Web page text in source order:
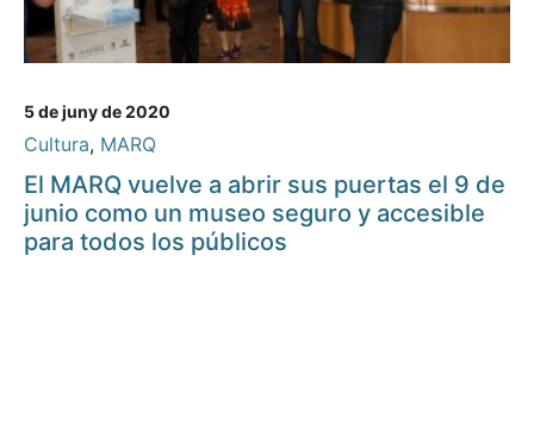
5 de juny de 2020
Cultura, MARQ
El MARQ vuelve a abrir sus puertas el 9 de
junio como un museo seguro y accesible
para todos los públicos